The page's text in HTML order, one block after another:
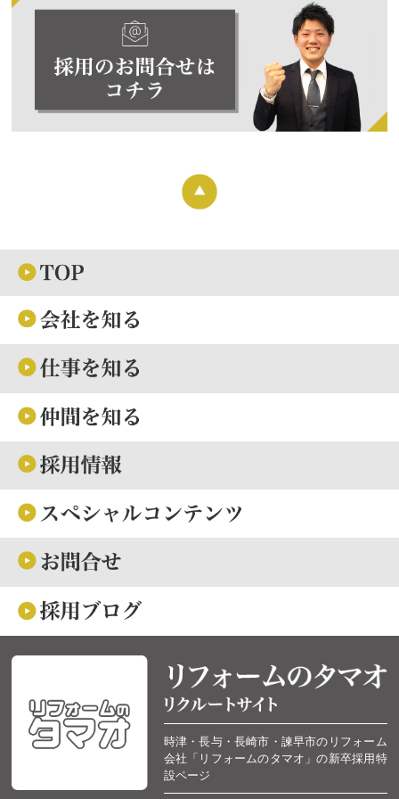
時津・長与・長崎市・諫早市のリフォーム
会社「リフォームのタマオ」の新卒採用特
設ページ